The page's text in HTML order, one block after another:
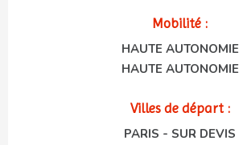
Mobilité :
HAUTE AUTONOMIE
HAUTE AUTONOMIE
Villes de départ :
PARIS - SUR DEVIS